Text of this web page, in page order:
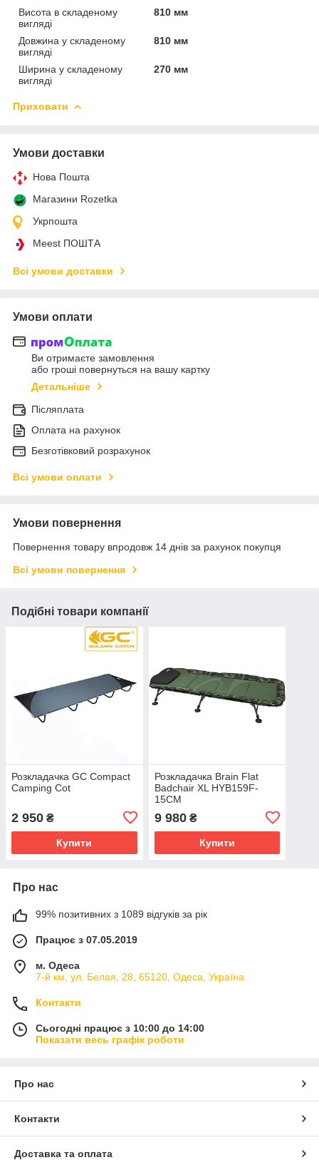
Висота в складеному
вигляді
810 мм
Довжина у складеному
вигляді
810 мм
Ширина у складеному
вигляді
270 мм
Приховати
Умови доставки
Нова Пошта
Магазини Rozetka
Укрпошта
Meest ПОШТА
Всі умови доставки
Умови оплати
Ви отримаєте замовлення
або гроші повернуться на вашу картку
Детальніше
Післяплата
Оплата на рахунок
Безготівковий розрахунок
Всі умови оплати
Умови повернення
Повернення товару впродовж 14 днів за рахунок покупця
Всі умови повернення
Подібні товари компанії
Розкладачка GC Compact
Camping Cot
2 950 ₴
Купити
Розкладачка Brain Flat
Badchair XL HYB159F-
15CM
9 980₴
Купити
Про нас
99% позитивних з 1089 відгуків за рік
Працює з 07.05.2019
м. Одеса
7-й км, ул. Белая, 28, 65120, Одеса, Україна
Контакти
Сьогодні працює з 10:00 до 14:00
Показати весь графік роботи
Про нас
Контакти
Доставка та оплата